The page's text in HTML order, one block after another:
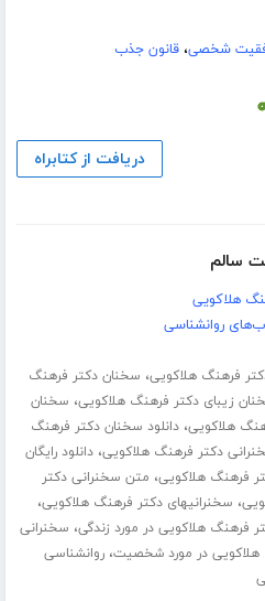
شخصی،قانون جذب
دریافت از کتابراه
سالم
هلاکویی
روانشناسی
فرهنگ هلاکویی، سخنان دکتر فرهنگ
زیبای دکتر فرهنگ هلاکویی، سخنان
هلاکویی،دانلود سخنان دکتر فرهنگ
دکتر فرهنگ هلاکویی،دانلود رایگان
فرهنگ هلاکویی، متن سخنرانی دکتر
، سخنرانیهای دکتر فرهنگ هلاکویی،
فرهنگ هلاکویی در مورد زندگی، سخنرانی
هلاکویی در مورد شخصیت،روانشناسی